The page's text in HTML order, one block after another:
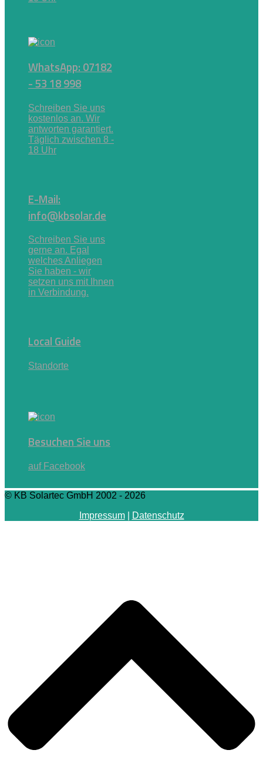
WhatsApp: 07182
- 53 18 998
Schreiben Sie uns
kostenlos an. Wir
antworten garantiert.
Täglich zwischen 8 -
18 Uhr
E-Mail:
info@kbsolar.de
Schreiben Sie uns
gerne an. Egal
welches Anliegen
Sie haben - wir
setzen uns mit Ihnen
in Verbindung.
Local Guide
Standorte
Besuchen Sie uns
auf Facebook
© KB Solartec GmbH 2002 - 2026
Impressum| Datenschutz